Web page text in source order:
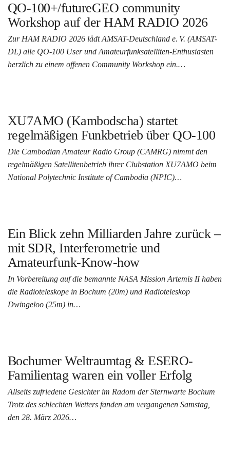
QO-100+/futureGEO community
Workshop auf der HAM RADIO 2026
Zur HAM RADIO 2026 lädt AMSAT-Deutschland e. V. (AMSAT-
DL) alle QO-100 User und Amateurfunksatelliten-Enthusiasten
herzlich zu einem offenen Community Workshop ein.…
XU7AMO (Kambodscha) startet
regelmäßigen Funkbetrieb über QO‑100
Die Cambodian Amateur Radio Group (CAMRG) nimmt den
regelmäßigen Satellitenbetrieb ihrer Clubstation XU7AMO beim
National Polytechnic Institute of Cambodia (NPIC)…
Ein Blick zehn Milliarden Jahre zurück –
mit SDR, Interferometrie und
Amateurfunk‑Know‑how
In Vorbereitung auf die bemannte NASA Mission Artemis II haben
die Radioteleskope in Bochum (20m) und Radioteleskop
Dwingeloo (25m) in…
Bochumer Weltraumtag & ESERO-
Familientag waren ein voller Erfolg
Allseits zufriedene Gesichter im Radom der Sternwarte Bochum
Trotz des schlechten Wetters fanden am vergangenen Samstag,
den 28. März 2026…